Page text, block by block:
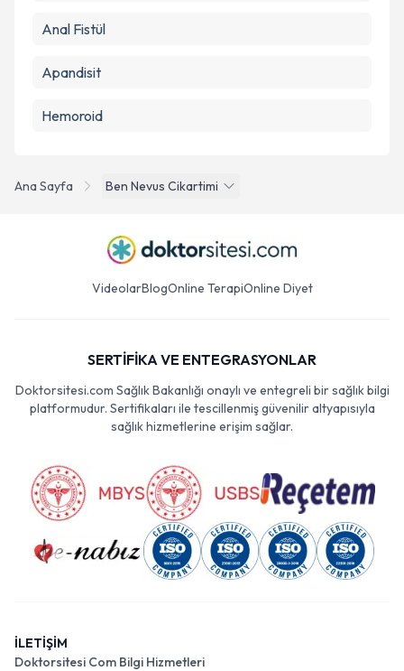
Ana Sayfa Ben Nevus Cikartimi
Anal Fistül
Apandisit
Hemoroid
VideolarBlogOnline TerapiOnline Diyet
SERTİFİKA VE ENTEGRASYONLAR
Doktorsitesi.com Sağlık Bakanlığı onaylı ve entegreli bir sağlık bilgi
platformudur. Sertifikaları ile tescillenmiş güvenilir altyapısıyla
sağlık hizmetlerine erişim sağlar.
İLETİŞİM
Doktorsitesi Com Bilgi Hizmetleri